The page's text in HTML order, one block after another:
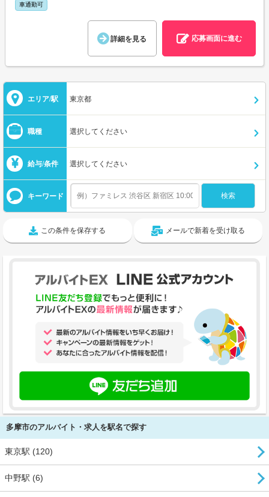
車通勤可
詳細を見る 応募画面に進む
エリア/駅 東京都
職種 選択してください
給与/条件 選択してください
キーワード
この条件を保存する メールで新着を受け取る
多摩市のアルバイト・求人を駅名で探す
東京駅 (120)
中野駅 (6)